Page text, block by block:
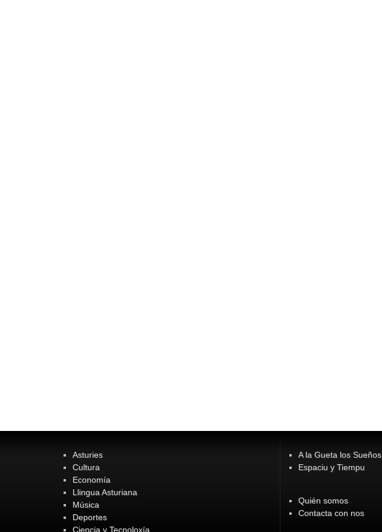
Asturies
Cultura
Economía
Llingua Asturiana
Música
Deportes
Ciencia y Tecnoloxía
A la Gueta los Sueños
Espaciu y Tiempu
Quién somos
Contacta con nos